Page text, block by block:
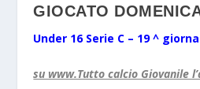
GIOCATO
Under 16 Serie C – 19 ^
su www.Tutto calcio Giovanile